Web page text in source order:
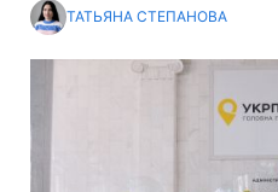
ТАТЬЯНА СТЕПАНОВА